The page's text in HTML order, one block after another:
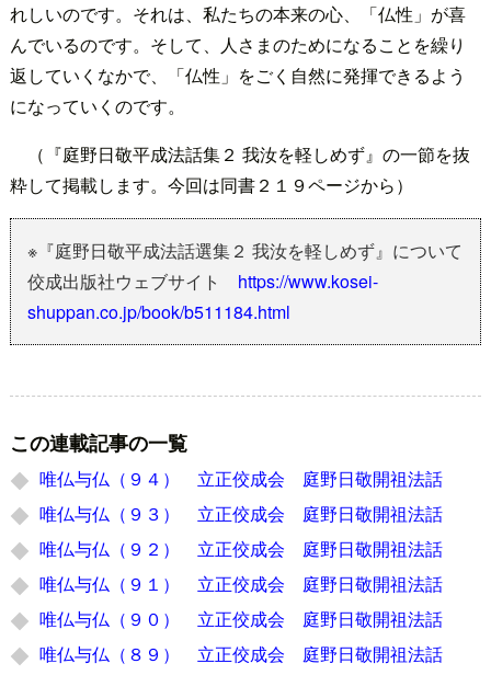
れしいのです。それは、私たちの本来の心、「仏性」が喜
んでいるのです。そして、人さまのためになることを繰り
返していくなかで、「仏性」をごく自然に発揮できるよう
になっていくのです。
（『庭野日敬平成法話集２ 我汝を軽しめず』の一節を抜
粋して掲載します。今回は同書２１９ページから）
※『庭野日敬平成法話選集２ 我汝を軽しめず』について
佼成出版社ウェブサイト https://www.kosei-
shuppan.co.jp/book/b511184.html
この連載記事の一覧
唯仏与仏（９４） 立正佼成会 庭野日敬開祖法話
唯仏与仏（９３） 立正佼成会 庭野日敬開祖法話
唯仏与仏（９２） 立正佼成会 庭野日敬開祖法話
唯仏与仏（９１） 立正佼成会 庭野日敬開祖法話
唯仏与仏（９０） 立正佼成会 庭野日敬開祖法話
唯仏与仏（８９） 立正佼成会 庭野日敬開祖法話